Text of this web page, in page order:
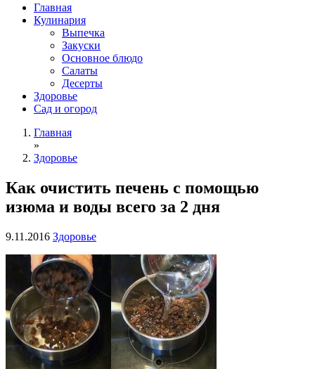
Главная
Кулинария
Выпечка
Закуски
Основное блюдо
Салаты
Десерты
Здоровье
Сад и огород
Главная
»
Здоровье
Как очистить печень с помощью
изюма и воды всего за 2 дня
9.11.2016 Здоровье